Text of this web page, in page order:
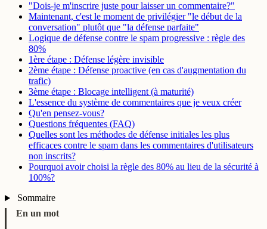
"Dois-je m'inscrire juste pour laisser un commentaire?"
Maintenant, c'est le moment de privilégier "le début de la
conversation" plutôt que "la défense parfaite"
Logique de défense contre le spam progressive : règle des
80%
1ère étape : Défense légère invisible
2ème étape : Défense proactive (en cas d'augmentation du
trafic)
3ème étape : Blocage intelligent (à maturité)
L'essence du système de commentaires que je veux créer
Qu'en pensez-vous?
Questions fréquentes (FAQ)
Quelles sont les méthodes de défense initiales les plus
efficaces contre le spam dans les commentaires d'utilisateurs
non inscrits?
Pourquoi avoir choisi la règle des 80% au lieu de la sécurité à
100%?
Sommaire
En un mot